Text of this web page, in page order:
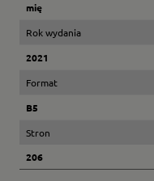
mię
Rok wydania
2021
Format
B5
Stron
206